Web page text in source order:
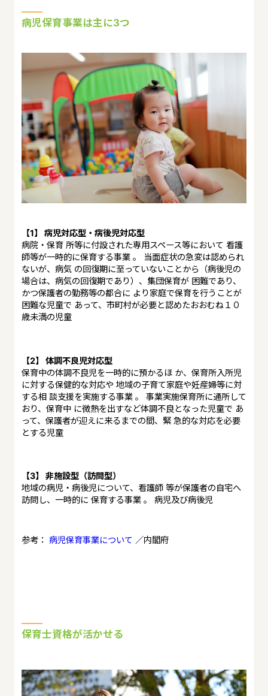
病児保育事業は主に3つ
【1】 病児対応型・病後児対応型
病院・保育 所等に付設された専用スペース等において 看護
師等が一時的に保育する事業 。 当面症状の急変は認められ
ないが、病気 の回復期に至っていないことから（病後児の
場合は、病気の回復期であり）、集団保育が 困難であり、
かつ保護者の勤務等の都合に より家庭で保育を行うことが
困難な児童で あって、市町村が必要と認めたおおむね１０
歳未満の児童
【2】 体調不良児対応型
保育中の体調不良児を一時的に預かるほ か、保育所入所児
に対する保健的な対応や 地域の子育て家庭や妊産婦等に対
する相 談支援を実施する事業 。 事業実施保育所に通所して
おり、保育中 に微熱を出すなど体調不良となった児童で あ
って、保護者が迎えに来るまでの間、緊 急的な対応を必要
とする児童
【3】 非施設型（訪問型）
地域の病児・病後児について、看護師 等が保護者の自宅へ
訪問し、一時的に 保育する事業 。 病児及び病後児
参考： 病児保育事業について ／内閣府
保育士資格が活かせる